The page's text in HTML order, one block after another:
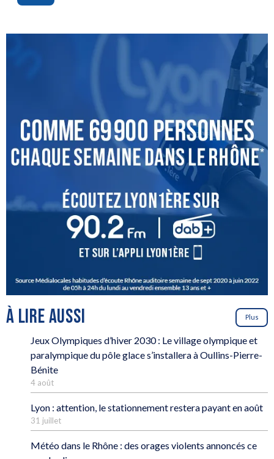
À LIRE AUSSI Plus
Jeux Olympiques d’hiver 2030 : Le village olympique et
paralympique du pôle glace s’installera à Oullins-Pierre-
Bénite
4 août
Lyon : attention, le stationnement restera payant en août
31 juillet
Météo dans le Rhône : des orages violents annoncés ce